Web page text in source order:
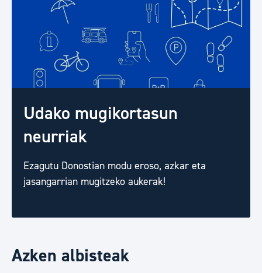
Udako mugikortasun
neurriak
Ezagutu Donostian modu eroso, azkar eta
jasangarrian mugitzeko aukerak!
Azken albisteak